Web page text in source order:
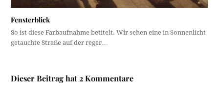
Fensterblick
So ist diese Farbaufnahme betitelt. Wir sehen eine in Sonnenlicht
getauchte Straße auf der reger…
Dieser Beitrag hat 2 Kommentare